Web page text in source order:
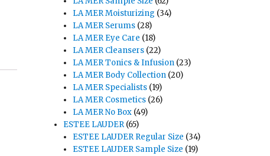
LA MER Moisturizing (34)
LA MER Serums (28)
LA MER Eye Care (18)
LA MER Cleansers (22)
LA MER Tonics & Infusion (23)
LA MER Body Collection (20)
LA MER Specialists (19)
LA MER Cosmetics (26)
LA MER No Box (49)
ESTEE LAUDER (65)
ESTEE LAUDER Regular Size (34)
ESTEE LAUDER Sample Size (19)